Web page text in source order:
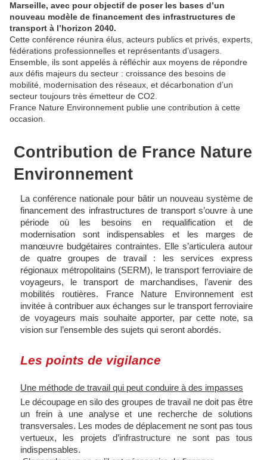
Marseille, avec pour objectif de poser les bases d’un
nouveau modèle de financement des infrastructures de
transport à l’horizon 2040.
Cette conférence réunira élus, acteurs publics et privés, experts,
fédérations professionnelles et représentants d’usagers.
Ensemble, ils sont appelés à réfléchir aux moyens de répondre
aux défis majeurs du secteur : croissance des besoins de
mobilité, modernisation des réseaux, et décarbonation d’un
secteur toujours très émetteur de CO2.
France Nature Environnement publie une contribution à cette
occasion.
Contribution de France Nature
Environnement
La conférence nationale pour bâtir un nouveau système de
financement des infrastructures de transport s’ouvre à une
période où les besoins en requalification et de
modernisation sont indispensables et les marges de
manœuvre budgétaires contraintes. Elle s’articulera autour
de quatre groupes de travail : les services express
régionaux métropolitains (SERM), le transport ferroviaire de
voyageurs, le transport de marchandises, l’avenir des
mobilités routières. France Nature Environnement est
invitée à contribuer aux échanges sur le transport ferroviaire
de voyageurs mais souhaite apporter, par cette note, sa
vision sur l’ensemble des sujets qui seront abordés.
Les points de vigilance
Une méthode de travail qui peut conduire à des impasses
Le découpage en silo des groupes de travail ne doit pas être
un frein à une analyse et une recherche de solutions
transversales. Les modes de déplacement ne sont pas tous
vertueux, les projets d’infrastructure ne sont pas tous
indispensables.